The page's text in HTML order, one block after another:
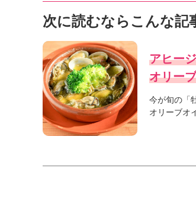
次に読むならこんな記
アヒー
オリー
今が旬の「
オリーブオ